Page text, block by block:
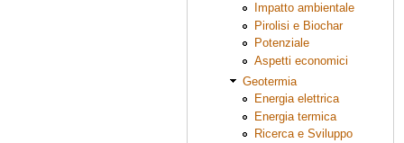
Impatto ambientale
Pirolisi e Biochar
Potenziale
Aspetti economici
Geotermia
Energia elettrica
Energia termica
Ricerca e Sviluppo